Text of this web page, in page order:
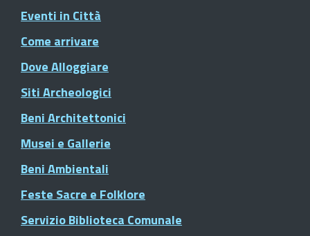
Eventi in Città
Come arrivare
Dove Alloggiare
Siti Archeologici
Beni Architettonici
Musei e Gallerie
Beni Ambientali
Feste Sacre e Folklore
Servizio Biblioteca Comunale